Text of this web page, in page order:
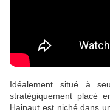
Idéalement situé à
stratégiquement placé
Hainaut est niché dans